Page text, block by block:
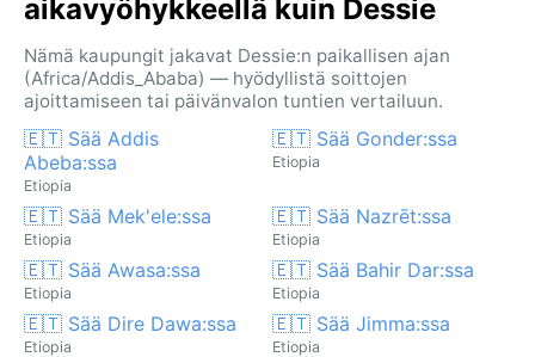
aikavyöhykkeellä kuin Dessie
Nämä kaupungit jakavat Dessie:n paikallisen ajan
(Africa/Addis_Ababa) — hyödyllistä soittojen
ajoittamiseen tai päivänvalon tuntien vertailuun.
🇪🇹 Sää Addis
Abeba:ssa
Etiopia
🇪🇹 Sää Gonder:ssa
Etiopia
🇪🇹 Sää Mek'ele:ssa
Etiopia
🇪🇹 Sää Nazrēt:ssa
Etiopia
🇪🇹 Sää Awasa:ssa
Etiopia
🇪🇹 Sää Bahir Dar:ssa
Etiopia
🇪🇹 Sää Dire Dawa:ssa
Etiopia
🇪🇹 Sää Jimma:ssa
Etiopia